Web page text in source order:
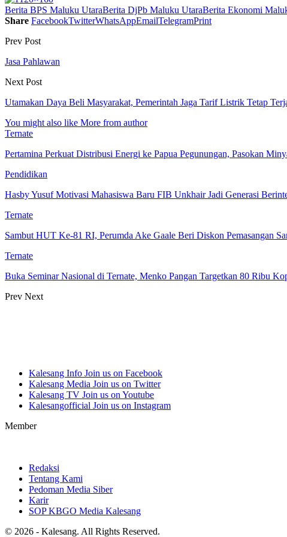
Berita BPS Maluku UtaraBerita DjPb Maluku UtaraBerita Ekonomi
Share FacebookTwitterWhatsAppEmailTelegramPrint
Prev Post
Jasa Pahlawan
Next Post
Utamakan Daya Beli Masyarakat, Pemerintah Jaga Tarif Listrik Tetap
You might also like More from author
Ternate
Pertamina Perkuat Distribusi Energi ke Papua Pegunungan, Pasokan
Pendidikan
Hasby Yusuf Motivasi Mahasiswa Baru FIB Unkhair Jadi Generasi
Ternate
Sambut HUT Ke-81 RI, Perumda Ake Gaale Beri Diskon Pemasangan
Ternate
Buka Seminar Nasional di Ternate, Menko Pangan Targetkan 80 Ribu
Prev Next
Kalesang Info Join us on Facebook
Kalesang Media Join us on Twitter
Kalesang TV Join us on Youtube
Kalesangofficial Join us on Instagram
Member
Redaksi
Tentang Kami
Pedoman Media Siber
Karir
SOP KBGO Media Kalesang
© 2026 - Kalesang. All Rights Reserved.